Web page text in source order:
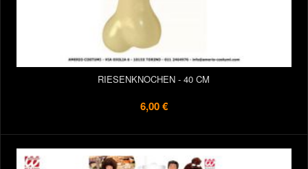
RIESENKNOCHEN - 40 CM
6,00 €